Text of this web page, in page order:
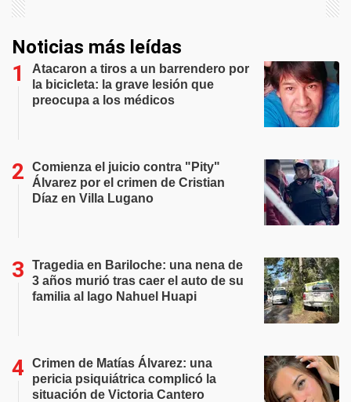
Noticias más leídas
Atacaron a tiros a un barrendero por
la bicicleta: la grave lesión que
preocupa a los médicos
Comienza el juicio contra "Pity"
Álvarez por el crimen de Cristian
Díaz en Villa Lugano
Tragedia en Bariloche: una nena de
3 años murió tras caer el auto de su
familia al lago Nahuel Huapi
Crimen de Matías Álvarez: una
pericia psiquiátrica complicó la
situación de Victoria Cantero